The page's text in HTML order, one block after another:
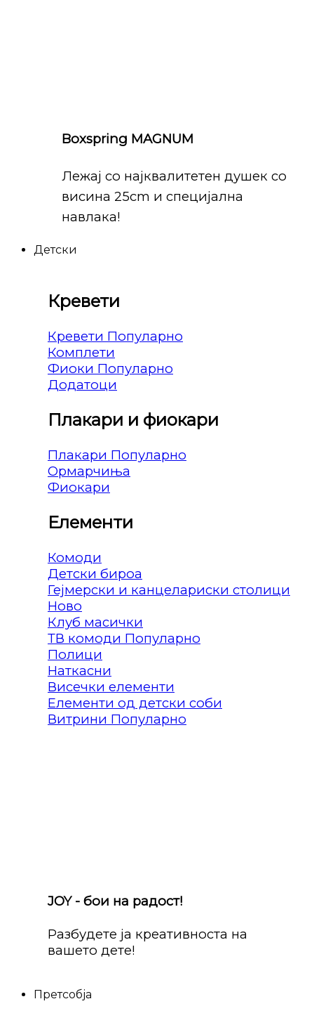
Boxspring MAGNUM
Лежај со најквалитетен душек со
висина 25cm и специјална
навлака!
Детски
Кревети
Кревети
Комплети
Фиоки
Додатоци
Плакари и фиокари
Плакари
Ормарчиња
Фиокари
Елементи
Комоди
Детски бироа
Гејмерски и канцелариски столици
Клуб масички
ТВ комоди
Полици
Наткасни
Висечки елементи
Елементи од детски соби
Витрини
JOY - бои на радост!
Разбудете ја креативноста на
вашето дете!
Претсобја